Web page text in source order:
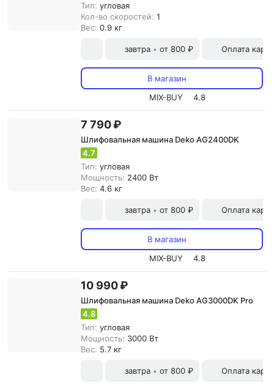
Тип: угловая
Кол-во скоростей: 1
Вес: 0.9 кг
завтра • от 800 ₽ Оплата
В магазин
MIX-BUY
4.8
7 790 ₽
Шлифовальная машина Deko AG2400DK
4.7
Тип: угловая
Мощность: 2400 Вт
Вес: 4.6 кг
завтра • от 800 ₽ Оплата
В магазин
MIX-BUY
4.8
10 990 ₽
Шлифовальная машина Deko AG3000DK Pro
4.8
Тип: угловая
Мощность: 3000 Вт
Вес: 5.7 кг
завтра • от 800 ₽ Оплата